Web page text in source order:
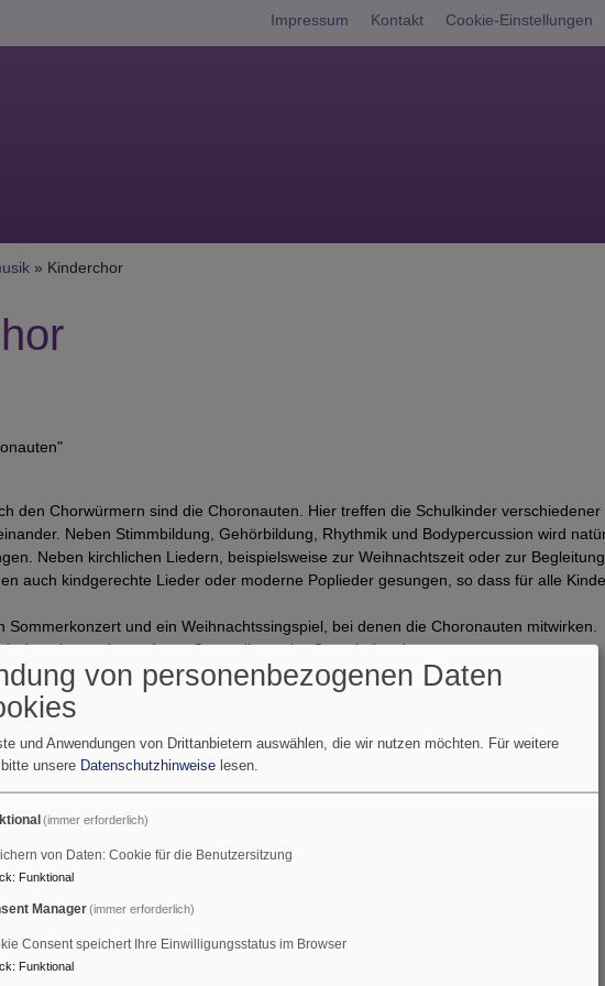
Fußbereichsmenü
Impressum Kontakt Cookie-Einstellungen
Kinderchor
den Chorwürmern sind die Choronauten. Hier treffen die Schulkinder verschiedener
Neben Stimmbildung, Gehörbildung, Rhythmik und Bodypercussion wird
Neben kirchlichen Liedern, beispielsweise zur Weihnachtszeit oder zur
auch kindgerechte Lieder oder moderne Poplieder gesungen, so dass für alle
Sommerkonzert und ein Weihnachtssingspiel, bei denen die Choronauten mitwirken.
den einen oder anderen Gottesdienst der Gemeinde mit.
montags von 16:00 Uhr bis 16:45 Uhr im Gemeindehaus Altenfurt,
statt.
Chorleiterin:
von personenbezogenen Daten
und Anwendungen von Drittanbietern auswählen, die wir nutzen möchten. Für weitere
unsere Datenschutzhinweiselesen.
(immer erforderlich)
von Daten: Cookie für die Benutzersitzung
: Funktional
Manager (immer erforderlich)
Consent speichert Ihre Einwilligungsstatus im Browser
: Funktional